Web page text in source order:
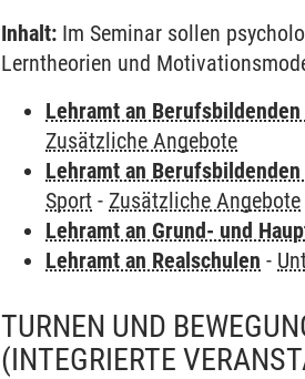
Inhalt: Im Seminar sollen
Lerntheorien und
Lehramt an
Zusätzliche Angebote
Lehramt an
Sport - Zusätzliche Angebote
Lehramt an Grund- und
Lehramt an Realschulen -
TURNEN UND
(INTEGRIERTE